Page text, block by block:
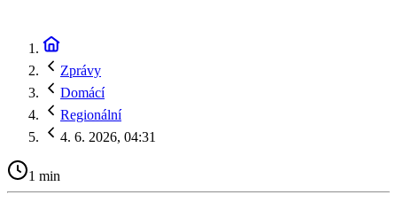
Zprávy
Domácí
Regionální
4. 6. 2026, 04:31
1 min